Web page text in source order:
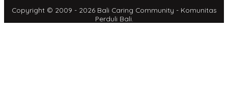
Copyright © 2009 - 2026 Bali Caring Community - Komunitas
Perduli Bali.